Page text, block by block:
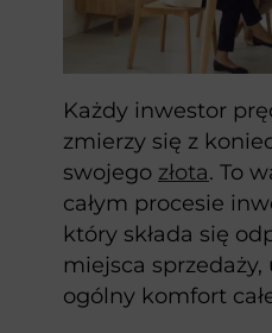
Każdy inwestor
zmierzy się z
swojego złota. To
całym procesie
który składa się
miejsca
ogólny komfort